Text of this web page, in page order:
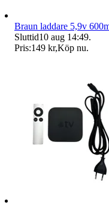
Braun laddare 5,9v
Sluttid10 aug 14:49.
Pris:149 kr,Köp nu.